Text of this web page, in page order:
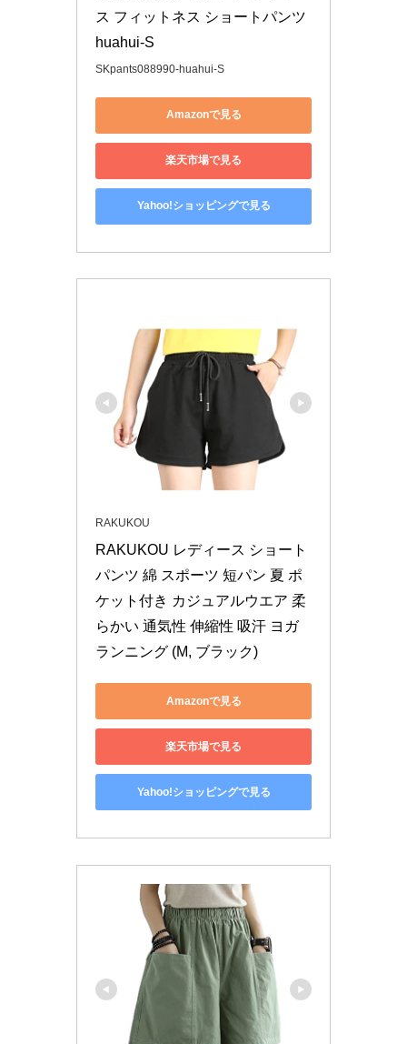
ス フィットネス ショートパンツ
huahui-S
SKpants088990-huahui-S
Amazonで見る
楽天市場で見る
Yahoo!ショッピングで見る
RAKUKOU
RAKUKOU レディース ショート
パンツ 綿 スポーツ 短パン 夏 ポ
ケット付き カジュアルウエア 柔
らかい 通気性 伸縮性 吸汗 ヨガ
ランニング (M, ブラック)
Amazonで見る
楽天市場で見る
Yahoo!ショッピングで見る